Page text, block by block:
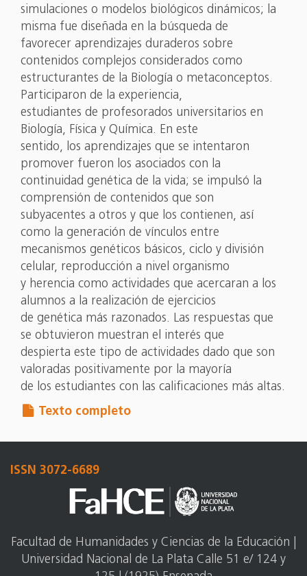
simulaciones o modelos biológicos dinámicos; la
misma fue diseñada en la búsqueda de
favorecer aprendizajes duraderos sobre
contenidos complejos considerados como
estructurantes de la Biología o metaconceptos.
Participaron de la experiencia,
estudiantes de profesorados universitarios en
Biología, Física y Química. En este
sentido, los aprendizajes que se intentaron
promover fueron los asociados con la
continuidad genética de la vida; se impulsó la
comprensión de contenidos que son
subyacentes a otros y que los contienen, así
como la generación de vínculos entre
mecanismos genéticos básicos, ciclo y división
celular, reproducción a nivel organismo
y herencia como actividades que acercaran a los
alumnos a la realización de ejercicios
de genética más razonados. Las respuestas que
se obtuvieron muestran el interés que
despierta este tipo de actividades dado que son
valoradas positivamente por la mayoría
de los estudiantes con las calificaciones más altas.
Texto completo
ISSN 3072-6689
Facultad de Humanidades y Ciencias de la Educación |
Universidad Nacional de La Plata Calle 51 e/ 124 y